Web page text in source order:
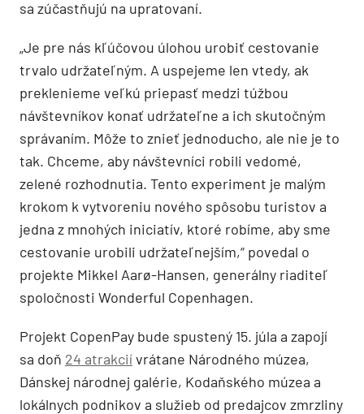
sa zúčastňujú na upratovaní.
„Je pre nás kľúčovou úlohou urobiť cestovanie
trvalo udržateľným. A uspejeme len vtedy, ak
preklenieme veľkú priepasť medzi túžbou
návštevníkov konať udržateľne a ich skutočným
správaním. Môže to znieť jednoducho, ale nie je to
tak. Chceme, aby návštevníci robili vedomé,
zelené rozhodnutia. Tento experiment je malým
krokom k vytvoreniu nového spôsobu turistov a
jedna z mnohých iniciatív, ktoré robíme, aby sme
cestovanie urobili udržateľnejším,“ povedal o
projekte Mikkel Aarø-Hansen, generálny riaditeľ
spoločnosti Wonderful Copenhagen.
Projekt CopenPay bude spustený 15. júla a zapojí
sa doň 24 atrakciívrátane Národného múzea,
Dánskej národnej galérie, Kodaňského múzea a
lokálnych podnikov a služieb od predajcov zmrzliny